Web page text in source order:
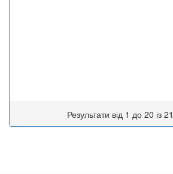
Результати від 1 до 20 із 21